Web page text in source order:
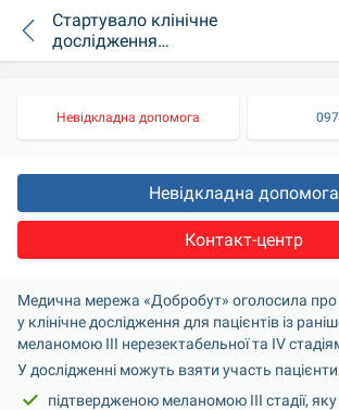
Стартувало клінічне
дослідження
нового препарату
Невідкладна допомога
Невідкладна допомога
Контакт-центр
Медична мережа «Добробут» оголосила про
у клінічне дослідження для пацієнтів із
меланомою ІІІ нерезектабельної та IV
У дослідженні можуть взяти участь пацієнти
підтвердженою меланомою ІІІ стадії,